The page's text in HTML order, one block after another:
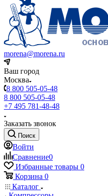
morena@morena.ru
Ваш город
Москва
8 800 505-05-48
8 800 505-05-48
+7 495 781-48-48
Заказать звонок
Поиск
Войти
Сравнение0
Избранные товары 0
Корзина 0
Каталог